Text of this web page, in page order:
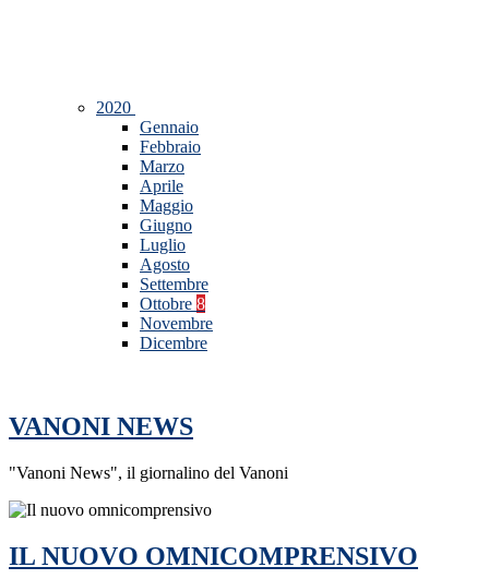
2020
Gennaio
Febbraio
Marzo
Aprile
Maggio
Giugno
Luglio
Agosto
Settembre
Ottobre 8
Novembre
Dicembre
VANONI NEWS
"Vanoni News", il giornalino del Vanoni
IL NUOVO OMNICOMPRENSIVO